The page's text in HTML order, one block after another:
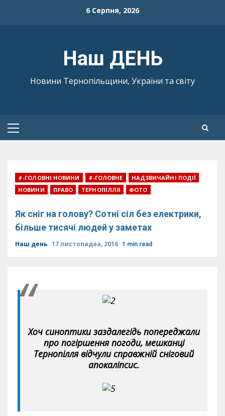
6 Серпня, 2026
Наш ДЕНЬ
Новини Тернопільщини, України та світу
Primary
#-ГОЛОВНІ НОВИНИ #-ГОЛОВНЕ
НАДЗВИЧАЙНІ ПОДІЇ
НОВИНИ
ПРАВО ТЕРНОПІЛЛЯ ФОТО
Як сніг на голову? Сотні сіл без електрики,
більше тисячі людей у заметах
Наш день 17 листопадаа, 2016 1 min read
Хоч синоптики заздалегідь попереджали
про погіршення погоди, мешканці
Тернопілля відчули справжній сніговий
апокаліпсис.